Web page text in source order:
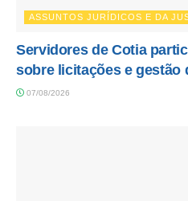
ASSUNTOS JURÍDICOS E DA
Servidores de Cotia
sobre licitações e gestão
07/08/2026